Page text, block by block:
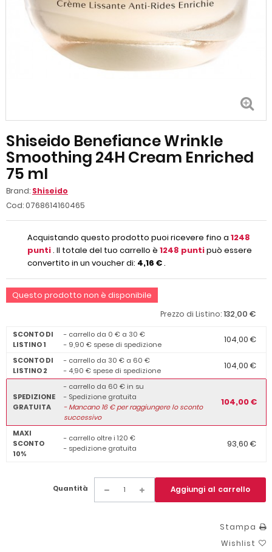
Shiseido Benefiance Wrinkle
Smoothing 24H Cream Enriched
75 ml
Brand: Shiseido
Cod: 0768614160465
Acquistando questo prodotto puoi ricevere fino a 1248
punti. Il totale del tuo carrello è 1248 puntipuò essere
convertito in un voucher di: 4,16 €.
Questo prodotto non è disponibile
Prezzo di Listino:132,00 €
SCONTO DI
LISTINO 1
- carrello da 0 € a 30 €
- 9,90 € spese di spedizione
104,00 €
SCONTO DI
LISTINO 2
- carrello da 30 € a 60 €
- 4,90 € spese di spedizione
104,00 €
SPEDIZIONE
GRATUITA
- carrello da 60 € in su
- Spedizione gratuita
-Mancano16€ per raggiungere lo sconto
successivo
104,00 €
MAXI
SCONTO
10%
- carrello oltre i 120 €
- spedizione gratuita
93,60 €
Quantità Aggiungi al carrello
Stampa
Wishlist